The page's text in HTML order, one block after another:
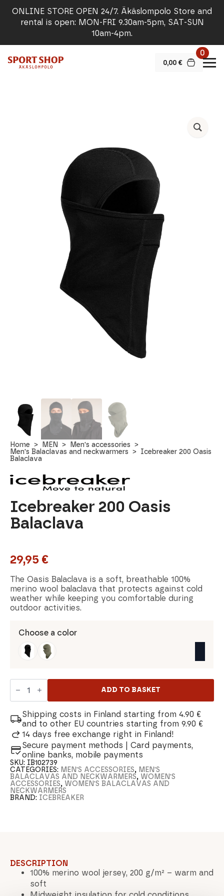
ONLINE STORE OPEN 24/7. Äkäslompolo Store and
rental is open: MON-FRI 9.30am-5pm, SAT-SUN
10am-4pm.
0,00 €
0
Home MEN
Men's accessories
Men's Balaclavas and neckwarmers
Icebreaker 200 Oasis
Balaclava
Icebreaker 200 Oasis
Balaclava
29,95 €
The Oasis Balaclava is a soft, breathable 100%
merino wool balaclava that protects against cold
weather while keeping you comfortable during
outdoor activities.
Choose a color
Icebreaker
200
quantity
ADD TO BASKET
Shipping costs in Finland starting from 4.90 €
and to other EU countries starting from 9.90 €
14 days free exchange right in Finland!
Secure payment methods | Card payments,
online banks, mobile payments
SKU: IB102739
CATEGORIES: MEN'S ACCESSORIES, MEN'S
BALACLAVAS AND NECKWARMERS, WOMEN'S
ACCESSORIES, WOMEN'S BALACLAVAS AND
NECKWARMERS
BRAND: ICEBREAKER
DESCRIPTION
100% merino wool jersey, 200 g/m² – warm and
soft